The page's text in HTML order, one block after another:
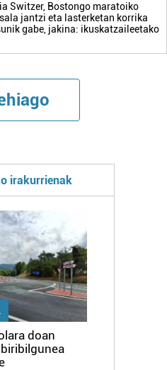
Switzer, Bostongo maratoiko
jantzi eta lasterketan korrika
gabe, jakina: ikuskatzaileetako
irakurrienak
doan